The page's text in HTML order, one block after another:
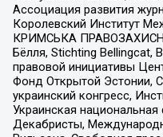
Ассоциация развития
Королевский Институт
КРИМСЬКА
Бёлля, Stichting Bellingcat,
правовой инициативы
Фонд Открытой Эстонии,
украинский конгресс,
Украинская
Декабристы,